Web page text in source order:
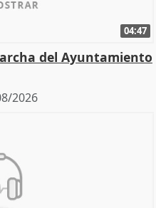
04:47
del Ayuntamiento
2026